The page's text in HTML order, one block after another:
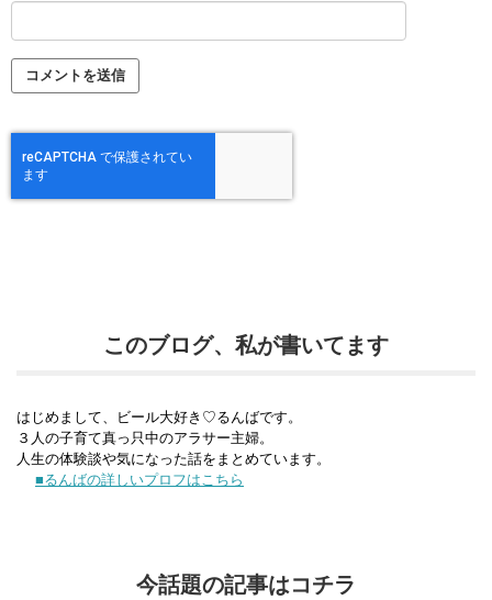
このブログ、私が書いてます
はじめまして、ビール大好き♡るんばです。
３人の子育て真っ只中のアラサー主婦。
人生の体験談や気になった話をまとめています。
■るんばの詳しいプロフはこちら
今話題の記事はコチラ